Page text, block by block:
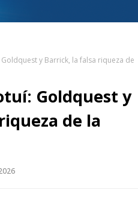
Goldquest y Barrick, la falsa riqueza de
Goldquest y
de la